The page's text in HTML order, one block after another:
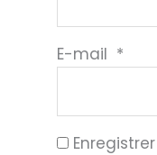
E-mail *